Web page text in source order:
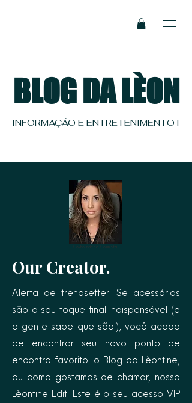
BLOG DA LÈON
INFORMAÇÃO E ENTRETENIMENTO
Eve Bernardes
Co-Founder e Colunista
Our Creator.
Alerta de trendsetter! Se acessórios
são o seu toque final indispensável (e
a gente sabe que são!), você acaba
de encontrar seu novo ponto de
encontro favorito: o Blog da Lèontine,
ou como gostamos de chamar, nosso
Lèontine Edit. Este é o seu acesso VIP